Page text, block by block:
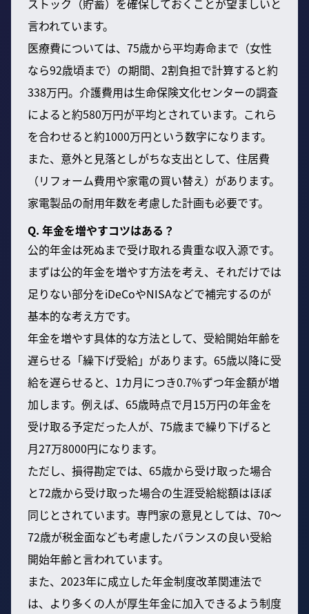
言われています。
医療費については、75歳から平均寿命まで（女性
なら92歳頃まで）の期間、2割負担で計算すると約
338万円。介護費用は生命保険文化センターの調査
によると約580万円が平均とされています。これら
を合わせると約1000万円という数字になります。
また、意外と見落としがちな支出として、住居費
（リフォーム費用や家電の買い替え）があります。
家電製品の耐用年数を考慮した計画も必要です。
Q. 年金を増やすコツはある？
公的年金は死ぬまで受け取れる貴重な収入源です。
まずは公的年金を増やす方法を考え、それだけでは
足りない部分をiDeCoやNISAなどで補完するのが
基本的な考え方です。
年金を増やす具体的な方法として、受給開始年齢を
遅らせる「繰下げ受給」があります。65歳以降に受
給を遅らせると、1カ月につき0.7%ずつ年金額が増
加します。例えば、65歳時点で月15万円の年金を
受け取る予定だった人が、75歳まで繰り下げると
月27万8000円になります。
ただし、損得勘定では、65歳から受け取った場合
と72歳から受け取った場合の生涯受給総額はほぼ
同じとされています。専門家の意見としては、70〜
72歳が税金面なども考慮したバランスの良い受給
開始年齢と言われています。
また、2023年に成立した年金制度改革関連法で
は、より多くの人が厚生年金に加入できるよう制度